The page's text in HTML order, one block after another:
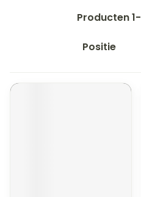
Producten1-
Sorteer op: